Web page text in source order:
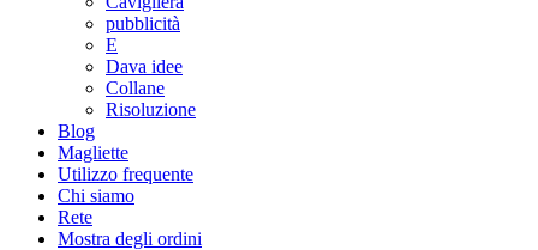
pubblicità
E
Dava idee
Collane
Risoluzione
Blog
Magliette
Utilizzo frequente
Chi siamo
Rete
Mostra degli ordini